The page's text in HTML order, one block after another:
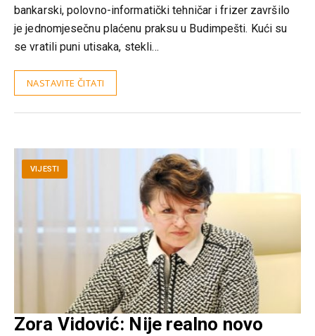
bankarski, polovno-informatički tehničar i frizer završilo
je jednomjesečnu plaćenu praksu u Budimpešti. Kući su
se vratili puni utisaka, stekli…
NASTAVITE ČITATI
VIJESTI
Zora Vidović: Nije realno novo